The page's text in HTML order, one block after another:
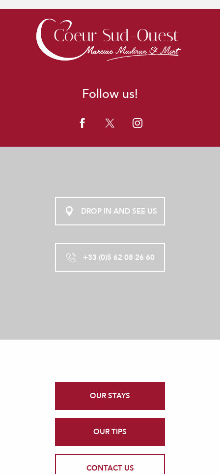
Follow us!
DROP IN AND SEE US
+33 (0)5 62 08 26 60
OUR STAYS
OUR TIPS
CONTACT US